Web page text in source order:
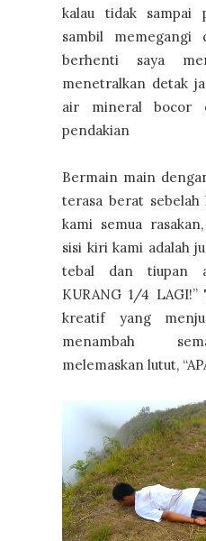
kalau tidak sampai
sambil memegangi
berhenti saya
menetralkan detak
air mineral bocor
pendakian
Bermain main
terasa berat
kami semua
sisi kiri kami adalah
tebal dan tiupan
KURANG 1/4
kreatif yang
menambah
melemaskan lutut,